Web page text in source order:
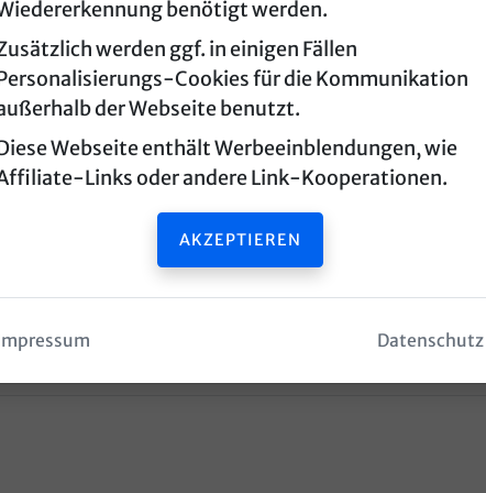
benötigt werden.
werden ggf. in einigen Fällen
Cookies für die Kommunikation
der Webseite benutzt.
Webseite enthält Werbeeinblendungen, wie
Links oder andere Link-Kooperationen.
AKZEPTIEREN
Datenschutz